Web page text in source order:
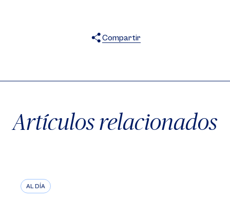
Compartir
Artículos relacionados
AL DÍA